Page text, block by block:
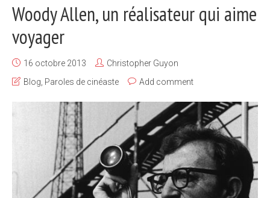
Woody Allen, un réalisateur qui aime
voyager
16 octobre 2013
Christopher Guyon
Blog Paroles de cinéaste Add comment